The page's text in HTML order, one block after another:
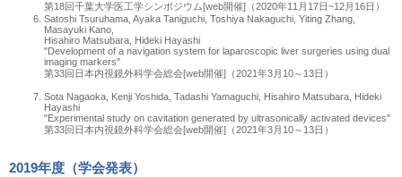
第18回千葉大学医工学シンポジウム[web開催]（2020年11月17日~12月16日）
Satoshi Tsuruhama, Ayaka Taniguchi, Toshiya Nakaguchi, Yiting Zhang,
Masayuki Kano,
Hisahiro Matsubara, Hideki Hayashi
"Development of a navigation system for laparoscopic liver surgeries using dual
imaging markers"
第33回日本内視鏡外科学会総会[web開催]（2021年3月10～13日）
Sota Nagaoka, Kenji Yoshida, Tadashi Yamaguchi, Hisahiro Matsubara, Hideki
Hayashi
"Experimental study on cavitation generated by ultrasonically activated devices"
第33回日本内視鏡外科学会総会[web開催]（2021年3月10～13日）
2019年度（学会発表）